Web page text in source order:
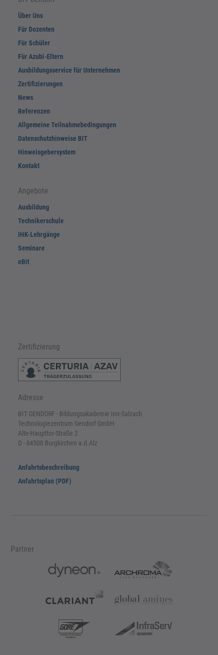
Über Uns
Für Dozenten
Für Schüler
Für Azubi-Eltern
Ausbildungsservice für Unternehmen
Zertifizierungen
News
Referenzen
Allgemeine Teilnahmebedingungen
Datenschutzhinweise BIT
Hinweisgebersystem
Kontakt
Angebote
Ausbildung
Technikerschule
IHK-Lehrgänge
Seminare
eBit
Zertifizierung
Adresse
BIT GENDORF - Bildungsakademie Inn-Salzach
Technologiezentrum Gendorf GmbH
Alte-Haupttor-Straße 2
D - 84508 Burgkirchen a.d.Alz
Anfahrtsbeschreibung
Anfahrtsplan (PDF)
Partner